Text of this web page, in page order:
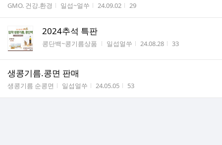
게시판명
GMO. 건강.환경 작성자
일섭~얼쑤 작성시간
24.09.02 조회수
29
2024추석 특판
게시판명
콩단백~콩기름상품 작성자
일섭얼쑤 작성시간
24.08.28 조회수
33
생콩기름.콩면 판매
게시판명
생콩기름 순콩면 작성자
일섭얼쑤 작성시간
24.05.05 조회수
53